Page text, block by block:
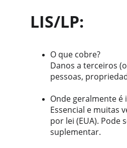
LIS/LP:
O que cobre?
Danos a terceiros
pessoas,
Onde geralmente é
Essencial e muitas
por lei (EUA). Pode
suplementar.